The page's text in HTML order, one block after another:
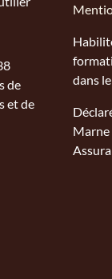
de
et de
dans
Marne